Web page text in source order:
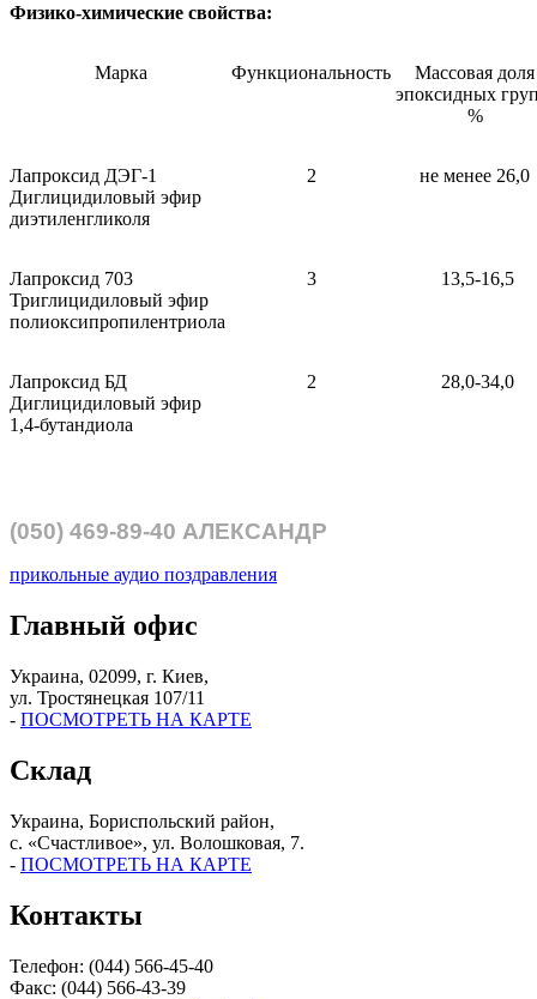
Физико-химические свойства:
Марка Функциональность
Массовая доля
эпоксидных
%
Лапроксид ДЭГ-1
Диглицидиловый эфир
диэтиленгликоля
2 не менее 26,0
Лапроксид 703
Триглицидиловый эфир
полиоксипропилентриола
3 13,5-16,5
Лапроксид БД
Диглицидиловый эфир
1,4-бутандиола
2 28,0-34,0
(050) 469-89-40 АЛЕКСАНДР
прикольные аудио поздравления
Главный офис
Украина, 02099, г. Киев,
ул. Тростянецкая 107/11
- ПОСМОТРЕТЬ НА КАРТЕ
Склад
Украина, Бориспольский район,
с. «Счастливое», ул. Волошковая, 7.
- ПОСМОТРЕТЬ НА КАРТЕ
Контакты
Телефон: (044) 566-45-40
Факс: (044) 566-43-39